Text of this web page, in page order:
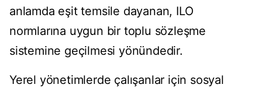
anlamda eşit temsile dayanan, ILO
normlarına uygun bir toplu sözleşme
sistemine geçilmesi yönündedir.
Yerel yönetimlerde çalışanlar için sosyal